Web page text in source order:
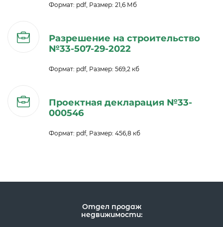
Формат: pdf, Размер: 21,6 Мб
Разрешение на строительство
№33-507-29-2022
Формат: pdf, Размер: 569,2 кб
Проектная декларация №33-
000546
Формат: pdf, Размер: 456,8 кб
Отдел продаж
недвижимости: